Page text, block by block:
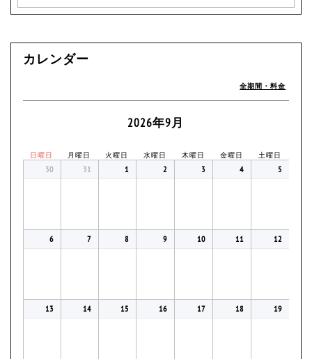
カレンダー
全期間・料金
2026年9月
日曜日 月曜日 火曜日 水曜日 木曜日 金曜日 土曜日
30 31 1 2 3 4 5
6 7 8 9 10 11 12
13 14 15 16 17 18 19